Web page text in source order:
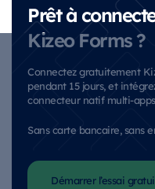
Prêt à
Kizeo Forms ?
Connectez gratuitement
pendant 15 jours, et
connecteur natif multi-
Sans carte bancaire, sans
Démarrer l’essai